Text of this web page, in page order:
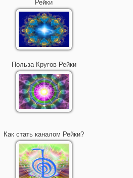
Рейки
Польза Кругов Рейки
Как стать каналом Рейки?